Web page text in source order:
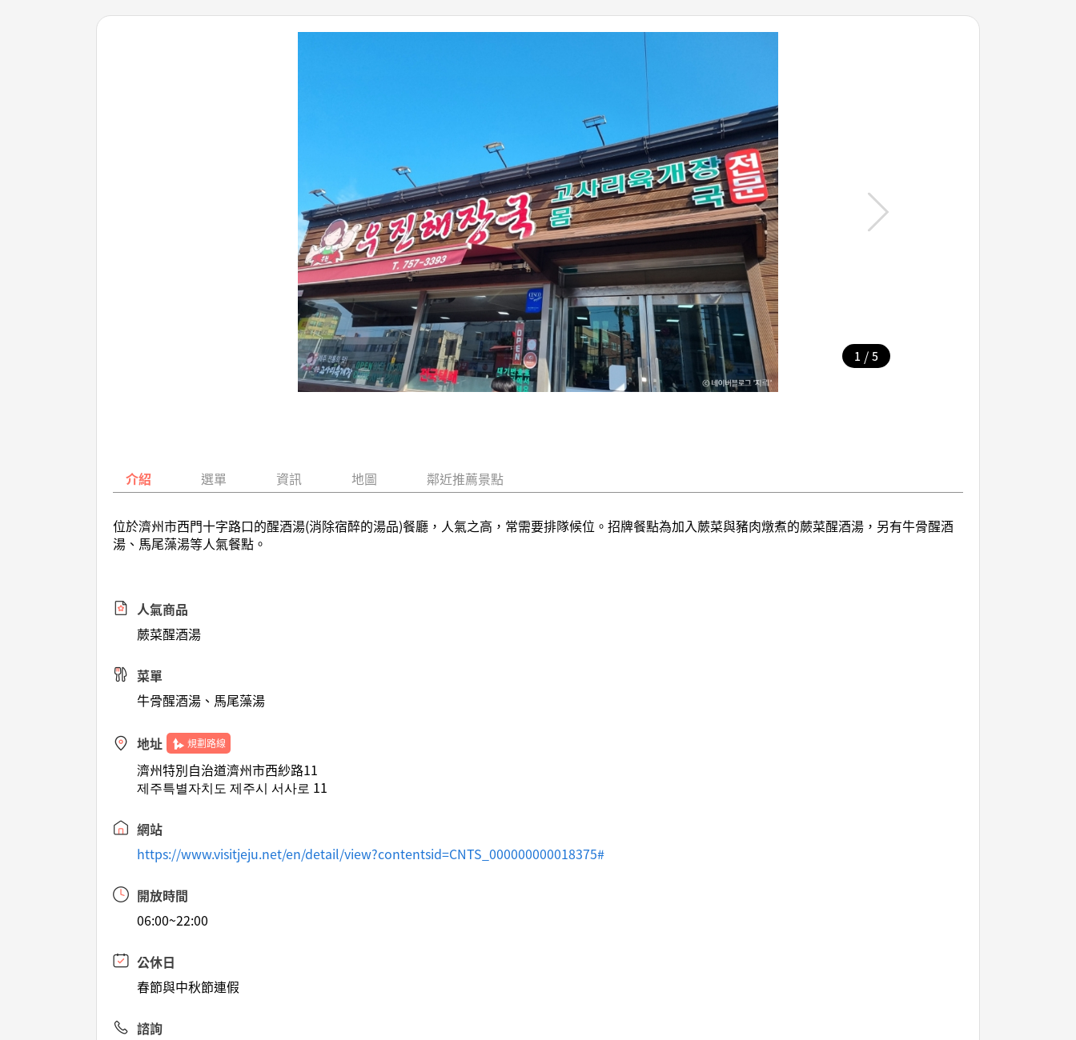
1 / 5
介紹 選單 資訊 地圖 鄰近推薦景點
位於濟州市西門十字路口的醒酒湯(消除宿醉的湯品)餐廳，人氣之高，常需要排隊候位。招牌餐點為加入蕨菜與豬肉燉煮的蕨菜醒酒湯，另有牛骨醒酒
湯、馬尾藻湯等人氣餐點。
人氣商品
蕨菜醒酒湯
菜單
牛骨醒酒湯、馬尾藻湯
地址 規劃路線
濟州特別自治道濟州市西紗路11
제주특별자치도 제주시 서사로 11
網站
https://www.visitjeju.net/en/detail/view?contentsid=CNTS_000000000018375#
開放時間
06:00~22:00
公休日
春節與中秋節連假
諮詢